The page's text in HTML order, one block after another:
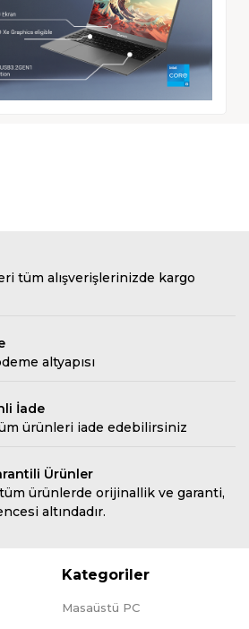
tüm alışverişlerinizde kargo
altyapısı
İade
ürünleri iade edebilirsiniz
Ürünler
tüm ürünlerde orijinallik ve garanti,
altındadır.
Kategoriler
Masaüstü PC